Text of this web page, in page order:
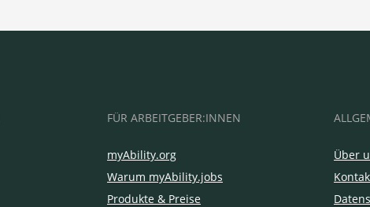
FÜR ARBEITGEBER:INNEN
myAbility.org
Warum myAbility.jobs
Produkte & Preise
Über